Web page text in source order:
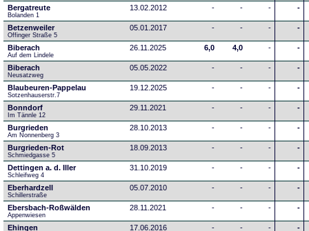
Bergatreute
Bolanden 1
13.02.2012 - - - -
Betzenweiler
Offinger Straße 5
05.01.2017 - - - -
Biberach
Auf dem Lindele
26.11.2025 6,0 4,0 - -
Biberach
Neusatzweg
05.05.2022 - - - -
Blaubeuren-Pappelau
Sotzenhauserstr.7
19.12.2025 - - - -
Bonndorf
Im Tännle 12
29.11.2021 - - - -
Burgrieden
Am Nonnenberg 3
28.10.2013 - - - -
Burgrieden-Rot
Schmiedgasse 5
18.09.2013 - - - -
Dettingen a. d. Iller
Schleifweg 4
31.10.2019 - - - -
Eberhardzell
Schillerstraße
05.07.2010 - - - -
Ebersbach-Roßwälden
Appenwiesen
28.11.2021 - - - -
Ehingen 17.06.2016 - - - -